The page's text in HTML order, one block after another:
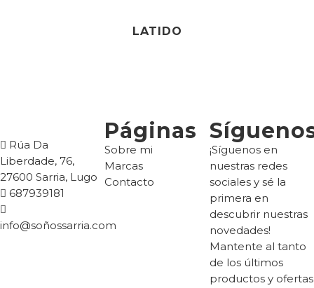
LATIDO
Rúa Da
Liberdade, 76,
27600 Sarria, Lugo
687939181
info@soñossarria.com
Páginas
Sobre mi
Marcas
Contacto
¡Síguenos en
nuestras redes
sociales y sé la
primera en
descubrir nuestras
novedades!
Mantente al tanto
de los últimos
productos y ofertas